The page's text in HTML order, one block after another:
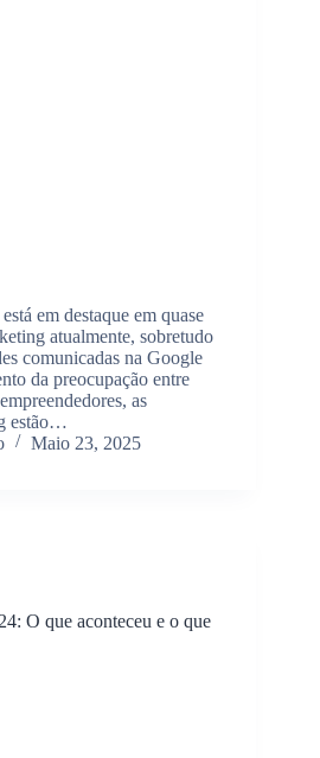
em destaque em quase
atualmente, sobretudo
comunicadas na Google
da preocupação entre
as
estão…
Maio 23, 2025
O que aconteceu e o que